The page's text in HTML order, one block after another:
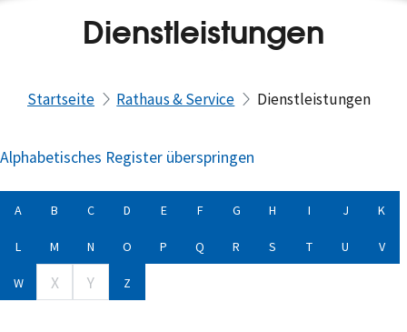
Dienstleistungen
Startseite Rathaus & Service Dienstleistungen
Alphabetisches Register überspringen
A B C D E F G H I J K
L M N O P Q R S T U V
W X Y Z